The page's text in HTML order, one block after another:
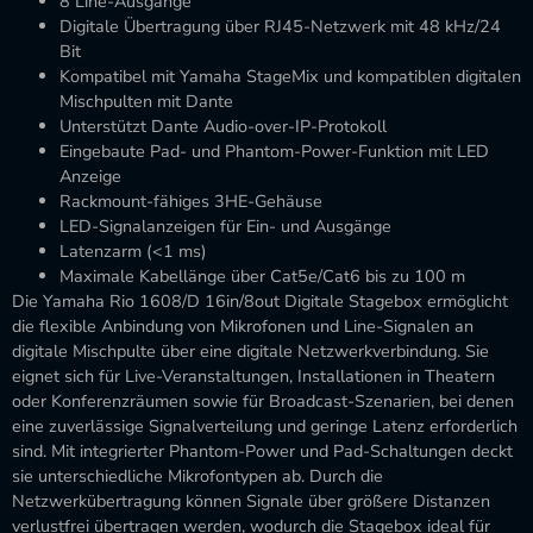
Digitale Übertragung über RJ45-Netzwerk mit 48 kHz/24
Bit
Kompatibel mit Yamaha StageMix und kompatiblen digitalen
Mischpulten mit Dante
Unterstützt Dante Audio-over-IP-Protokoll
Eingebaute Pad- und Phantom-Power-Funktion mit LED
Anzeige
Rackmount-fähiges 3HE-Gehäuse
LED-Signalanzeigen für Ein- und Ausgänge
Latenzarm (<1 ms)
Maximale Kabellänge über Cat5e/Cat6 bis zu 100 m
Die Yamaha Rio 1608/D 16in/8out Digitale Stagebox ermöglicht
die flexible Anbindung von Mikrofonen und Line-Signalen an
digitale Mischpulte über eine digitale Netzwerkverbindung. Sie
eignet sich für Live-Veranstaltungen, Installationen in Theatern
oder Konferenzräumen sowie für Broadcast-Szenarien, bei denen
eine zuverlässige Signalverteilung und geringe Latenz erforderlich
sind. Mit integrierter Phantom-Power und Pad-Schaltungen deckt
sie unterschiedliche Mikrofontypen ab. Durch die
Netzwerkübertragung können Signale über größere Distanzen
verlustfrei übertragen werden, wodurch die Stagebox ideal für